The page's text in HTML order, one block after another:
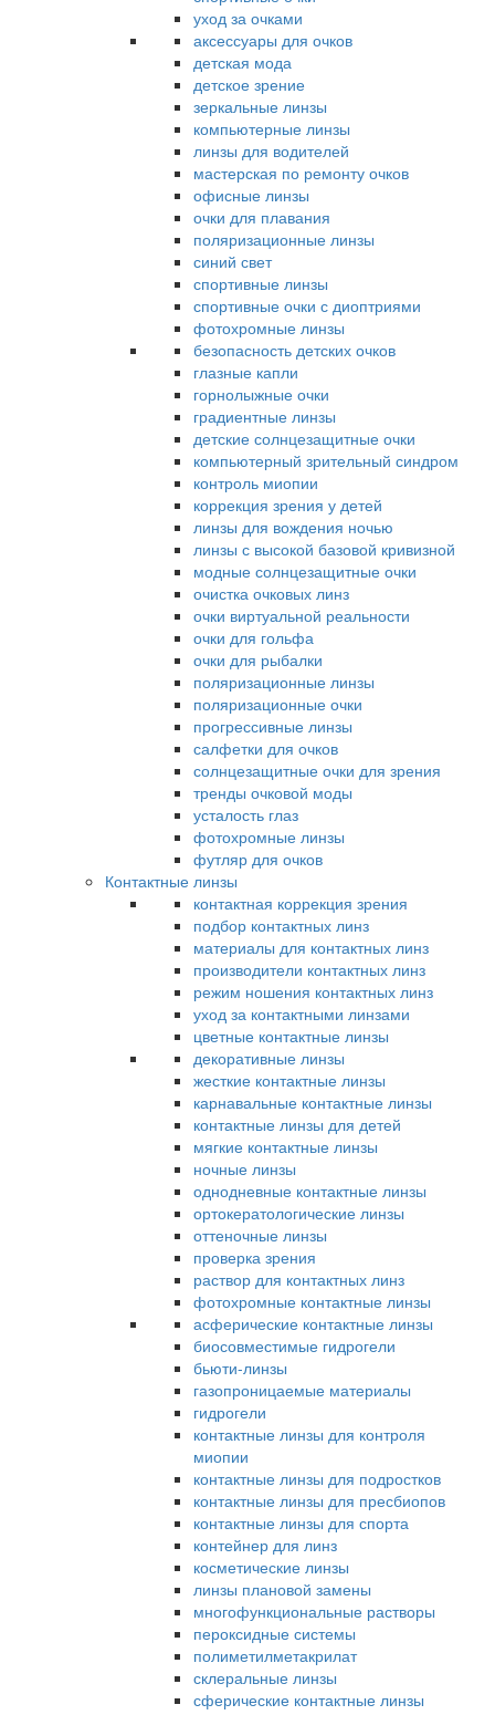
уход за очками
аксессуары для очков
детская мода
детское зрение
зеркальные линзы
компьютерные линзы
линзы для водителей
мастерская по ремонту очков
офисные линзы
очки для плавания
поляризационные линзы
синий свет
спортивные линзы
спортивные очки с диоптриями
фотохромные линзы
безопасность детских очков
глазные капли
горнолыжные очки
градиентные линзы
детские солнцезащитные очки
компьютерный зрительный синдром
контроль миопии
коррекция зрения у детей
линзы для вождения ночью
линзы с высокой базовой кривизной
модные солнцезащитные очки
очистка очковых линз
очки виртуальной реальности
очки для гольфа
очки для рыбалки
поляризационные линзы
поляризационные очки
прогрессивные линзы
салфетки для очков
солнцезащитные очки для зрения
тренды очковой моды
усталость глаз
фотохромные линзы
футляр для очков
Контактные линзы
контактная коррекция зрения
подбор контактных линз
материалы для контактных линз
производители контактных линз
режим ношения контактных линз
уход за контактными линзами
цветные контактные линзы
декоративные линзы
жесткие контактные линзы
карнавальные контактные линзы
контактные линзы для детей
мягкие контактные линзы
ночные линзы
однодневные контактные линзы
ортокератологические линзы
оттеночные линзы
проверка зрения
раствор для контактных линз
фотохромные контактные линзы
асферические контактные линзы
биосовместимые гидрогели
бьюти-линзы
газопроницаемые материалы
гидрогели
контактные линзы для контроля
миопии
контактные линзы для подростков
контактные линзы для пресбиопов
контактные линзы для спорта
контейнер для линз
косметические линзы
линзы плановой замены
многофункциональные растворы
пероксидные системы
полиметилметакрилат
склеральные линзы
сферические контактные линзы